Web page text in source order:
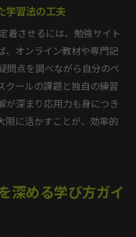
学習法の工夫
着させるには、勉強サイト
、オンライン教材や専門記
問点を調べながら自分のペ
クールの課題と独自の練習
が深まり応用力も身につき
限に活かすことが、効率的
深める学び方ガイ